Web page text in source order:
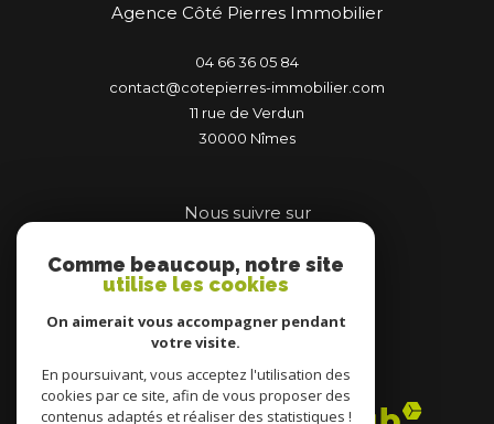
Agence Côté Pierres Immobilier
04 66 36 05 84
contact@cotepierres-immobilier.com
11 rue de Verdun
30000
nîmes
Nous suivre sur
Adhérents
Comme beaucoup, notre site
utilise les cookies
On aimerait vous accompagner pendant
votre visite.
En poursuivant, vous acceptez l'utilisation des
cookies par ce site, afin de vous proposer des
contenus adaptés et réaliser des statistiques !